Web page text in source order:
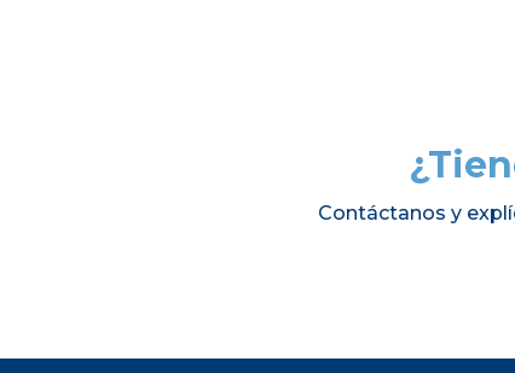
Contáctanos y